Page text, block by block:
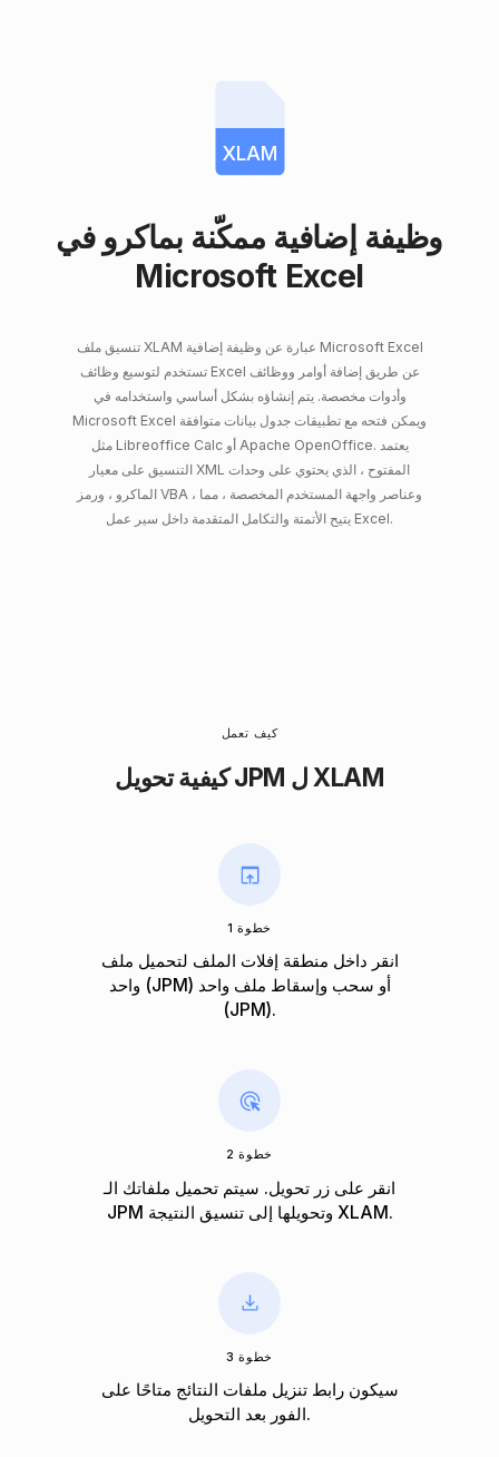
XLAM
وظيفة إضافية ممكّنة بماكرو في
Microsoft Excel
تنسيق ملف XLAM عبارة عن وظيفة إضافية Microsoft Excel
تستخدم لتوسيع وظائف Excel عن طريق إضافة أوامر ووظائف
وأدوات مخصصة. يتم إنشاؤه بشكل أساسي واستخدامه في
Microsoft Excel ويمكن فتحه مع تطبيقات جدول بيانات متوافقة
مثل Libreoffice Calc أو Apache OpenOffice. يعتمد
التنسيق على معيار XML المفتوح ، الذي يحتوي على وحدات
الماكرو ، ورمز VBA ، وعناصر واجهة المستخدم المخصصة ، مما
يتيح الأتمتة والتكامل المتقدمة داخل سير عمل Excel.
كيف تعمل
كيفية تحويل JPM ل XLAM
خطوة 1
انقر داخل منطقة إفلات الملف لتحميل ملف
واحد (JPM) أو سحب وإسقاط ملف واحد
(JPM).
خطوة 2
انقر على زر تحويل. سيتم تحميل ملفاتك الـ
JPM وتحويلها إلى تنسيق النتيجة XLAM.
خطوة 3
سيكون رابط تنزيل ملفات النتائج متاحًا على
الفور بعد التحويل.